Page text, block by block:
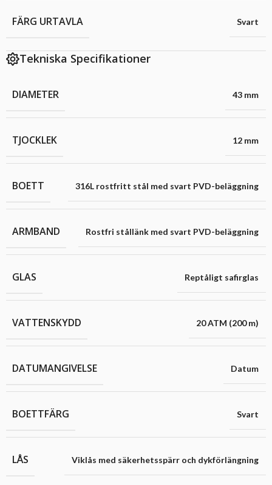
FÄRG URTAVLA Svart
Tekniska Specifikationer
DIAMETER 43 mm
TJOCKLEK 12 mm
BOETT 316L rostfritt stål med svart PVD-beläggning
ARMBAND Rostfri stållänk med svart PVD-beläggning
GLAS Reptåligt safirglas
VATTENSKYDD 20 ATM (200 m)
DATUMANGIVELSE Datum
BOETTFÄRG Svart
LÅS Viklås med säkerhetsspärr och dykförlängning